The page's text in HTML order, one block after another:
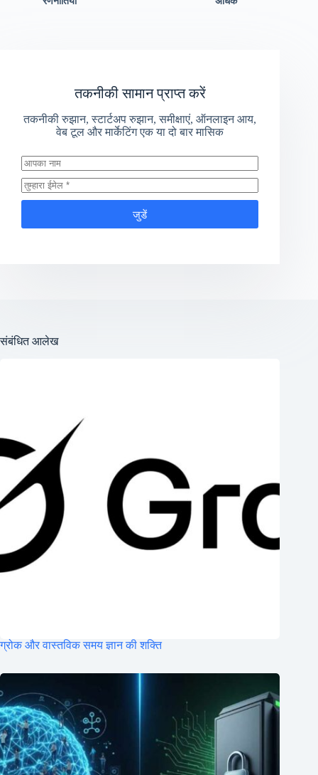
तकनीकी सामान प्राप्त करें
तकनीकी रुझान, स्टार्टअप रुझान, समीक्षाएं, ऑनलाइन आय,
वेब टूल और मार्केटिंग एक या दो बार मासिक
जुडें
संबंधित आलेख
ग्रोक और वास्तविक समय ज्ञान की शक्ति